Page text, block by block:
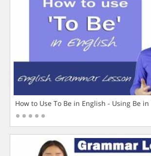
How to Use To Be in English - Using Be